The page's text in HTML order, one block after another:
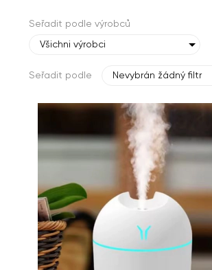
Seřadit podle výrobců
Všichni výrobci
Seřadit podle Nevybrán žádný filtr